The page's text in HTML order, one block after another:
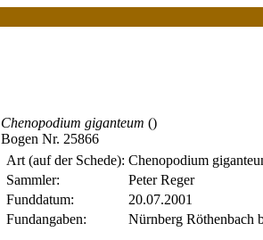
Chenopodium giganteum ()
Bogen Nr. 25866
Art (auf der Schede): Chenopodium
Sammler:
Peter Reger
Funddatum:
20.07.2001
Fundangaben:
Nürnberg Röthenbach